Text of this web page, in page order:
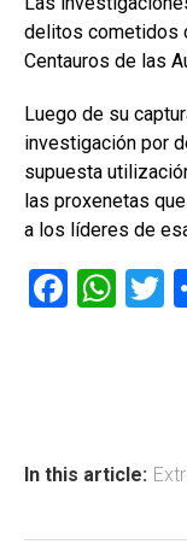
delitos cometidos
Centauros de las
Luego de su
investigación por
supuesta
las proxenetas
a los líderes de
F
ok
W
p
T
In this article: